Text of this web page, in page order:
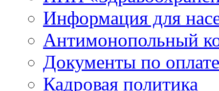
Информация для
Антимонопольный
Документы по
Кадровая политика